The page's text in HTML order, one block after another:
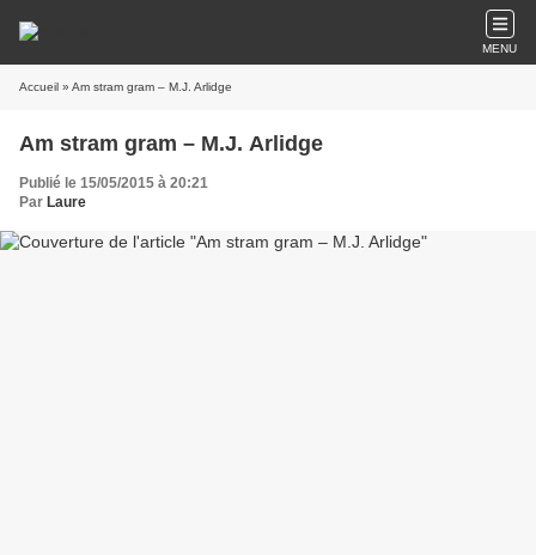
MENU
Accueil » Am stram gram – M.J. Arlidge
Am stram gram – M.J. Arlidge
Publié le 15/05/2015 à 20:21
Par Laure